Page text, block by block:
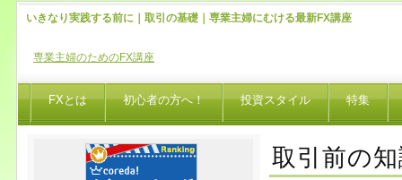
いきなり実践する前に｜取引の基礎｜専業主婦にむける最新FX講座
専業主婦のためのFX講座
FXとは 初心者の方へ！ 投資スタイル 特集
取引前の